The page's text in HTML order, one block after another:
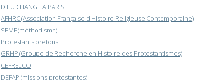
DIEU CHANGE A PARIS
AFHRC (Association Française d'Histoire Religieuse Contemporaine)
SEMF (méthodisme)
Protestants bretons
GRHP (Groupe de Recherche en Histoire des Protestantismes)
CEFRELCO
DEFAP (missions protestantes)